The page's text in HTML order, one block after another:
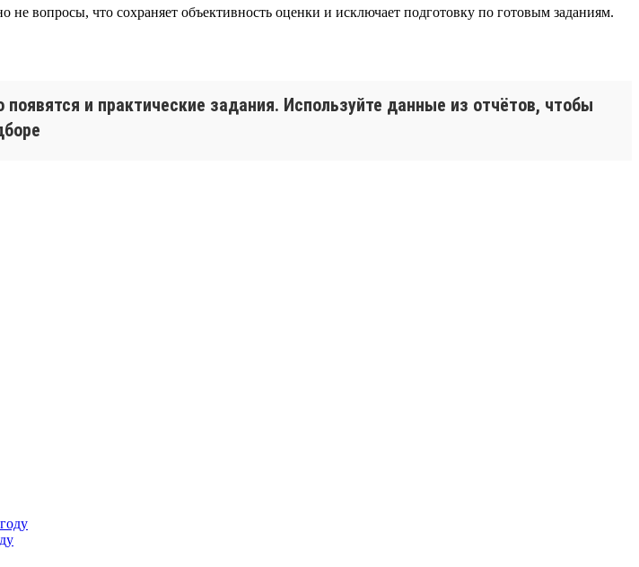
не вопросы, что сохраняет объективность оценки и исключает подготовку по готовым заданиям.
и практические задания. Используйте данные из отчётов, чтобы